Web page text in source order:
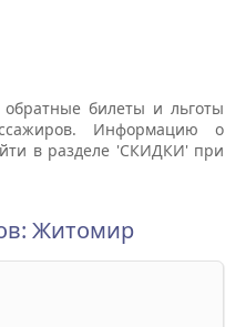
билеты и льготы
Информацию о
в разделе 'СКИДКИ' при
Житомир